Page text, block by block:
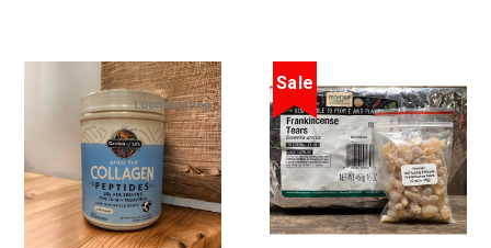
Sale